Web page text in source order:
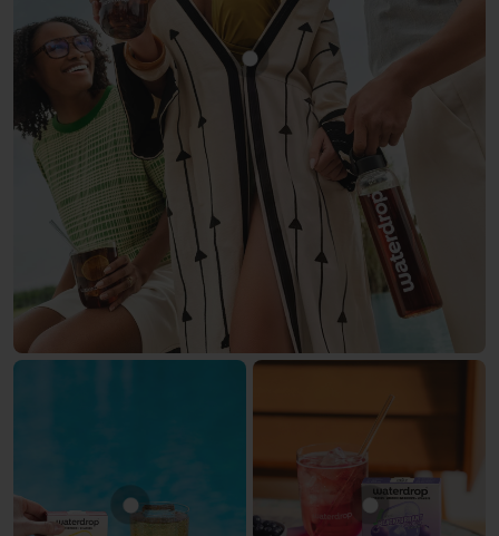
Mostra prodotto COLA
Mostra prodotto MELA Mostra